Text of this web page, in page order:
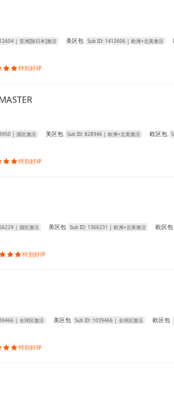
| 亚洲[除日本]激活 美区包 Sub ID: 1412606| 欧洲+北美激活
  特别好评
| 国区激活 美区包 Sub ID: 828946| 欧洲+北美激活 欧区包
  特别好评
| 国区激活 美区包 Sub ID: 1366231 | 欧洲+北美激活 欧区包
   特别好评
| 全球区激活 美区包 Sub ID: 1039466| 全球区激活 欧区包
  特别好评